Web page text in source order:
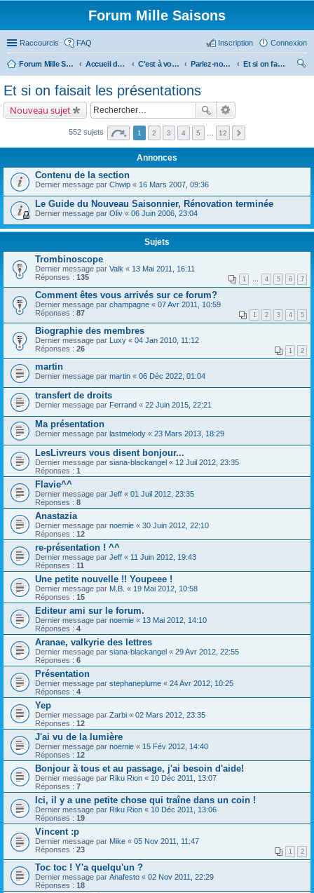
Forum Mille Saisons
Raccourcis FAQ Connexion
Inscription
Forum Mille Saisons Accueil du forum C'est à vous ! Parlez-nous de vous !
Et si on faisait les présentations
Et si on faisait les présentations
Nouveau sujet
552 sujets 1 2 3 4 5 12
Annonces
Contenu de la section
Dernier message par Chwip « 16 Mars 2007, 09:36
Le Guide du Nouveau Saisonnier, Rénovation terminée
Dernier message par Oliv « 06 Juin 2006, 23:04
Sujets
Trombinoscope
Dernier message par Valk « 13 Mai 2011, 16:11
Réponses : 135 1 … 4 5 6 7
Comment êtes vous arrivés sur ce forum?
Dernier message par champagne « 07 Avr 2011, 10:59
Réponses : 87 1 2 3 4 5
Biographie des membres
Dernier message par Luxy « 04 Jan 2010, 11:12
Réponses : 26 1 2
martin
Dernier message par martin « 06 Déc 2022, 01:04
transfert de droits
Dernier message par Ferrand « 22 Juin 2015, 22:21
Ma présentation
Dernier message par lastmelody « 23 Mars 2013, 18:29
LesLivreurs vous disent bonjour...
Dernier message par siana-blackangel « 12 Juil 2012, 23:35
Réponses : 1
Flavie^^
Dernier message par Jeff « 01 Juil 2012, 23:35
Réponses : 8
Anastazia
Dernier message par noemie « 30 Juin 2012, 22:10
Réponses : 12
re-présentation ! ^^
Dernier message par Jeff « 11 Juin 2012, 19:43
Réponses : 11
Une petite nouvelle !! Youpeee !
Dernier message par M.B. « 19 Mai 2012, 10:58
Réponses : 15
Editeur ami sur le forum.
Dernier message par noemie « 13 Mai 2012, 14:10
Réponses : 4
Aranae, valkyrie des lettres
Dernier message par siana-blackangel « 29 Avr 2012, 22:55
Réponses : 6
Présentation
Dernier message par stephaneplume « 24 Avr 2012, 10:25
Réponses : 4
Yep
Dernier message par Zarbi « 02 Mars 2012, 23:35
Réponses : 12
J'ai vu de la lumière
Dernier message par noemie « 15 Fév 2012, 14:40
Réponses : 12
Bonjour à tous et au passage, j'ai besoin d'aide!
Dernier message par Riku Rion « 10 Déc 2011, 13:07
Réponses : 7
Ici, il y a une petite chose qui traîne dans un coin !
Dernier message par Riku Rion « 10 Déc 2011, 13:06
Réponses : 19
Vincent :p
Dernier message par Mike « 05 Nov 2011, 11:47
Réponses : 23 1 2
Toc toc ! Y'a quelqu'un ?
Dernier message par Anafesto « 02 Nov 2011, 22:29
Réponses : 18